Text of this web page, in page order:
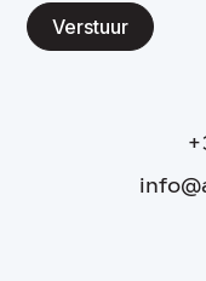
Verstuur